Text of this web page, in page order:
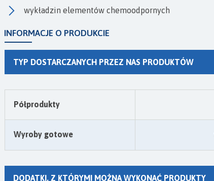
Wyroby gotowe
Półprodukty
DODATKI, Z KTÓRYMI MOŻNA WYKONAĆ PRODUKTY
TYP DOSTARCZANYCH PRZEZ NAS PRODUKTÓW
INFORMACJE O PRODUKCIE
wykładzin elementów chemoodpornych